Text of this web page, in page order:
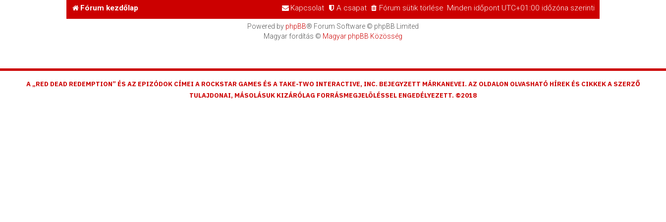
Fórum kezdőlap Minden időpont UTC+01:00 időzóna szerinti
Fórum sütik törlése
A csapat
Kapcsolat
Powered by phpBB® Forum Software © phpBB Limited
Magyar fordítás © Magyar phpBB Közösség
A „RED DEAD REDEMPTION” ÉS AZ EPIZÓDOK CÍMEI A ROCKSTAR GAMES ÉS A TAKE-TWO INTERACTIVE, INC. BEJEGYZETT MÁRKANEVEI. AZ OLDALON OLVASHATÓ HÍREK ÉS CIKKEK A SZERZŐ
TULAJDONAI, MÁSOLÁSUK KIZÁRÓLAG FORRÁSMEGJELÖLÉSSEL ENGEDÉLYEZETT. ©2018